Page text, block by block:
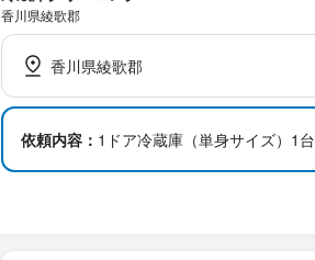
香川県綾歌郡
香川県綾歌郡
依頼内容： 1ドア冷蔵庫（単身サイズ）1台